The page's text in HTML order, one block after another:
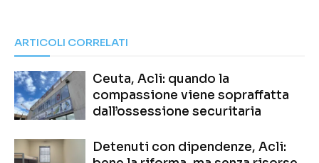
ARTICOLI CORRELATI
Ceuta, Acli: quando la
compassione viene sopraffatta
dall’ossessione securitaria
Detenuti con dipendenze, Acli: